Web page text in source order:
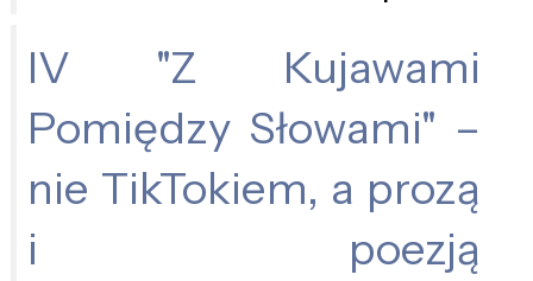
IV "Z Kujawami
Pomiędzy Słowami" –
nie TikTokiem, a prozą
i poezją